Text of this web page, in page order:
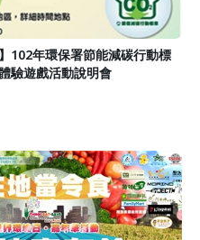
102年環保署節能減碳行動標
驗遊戲活動說明會